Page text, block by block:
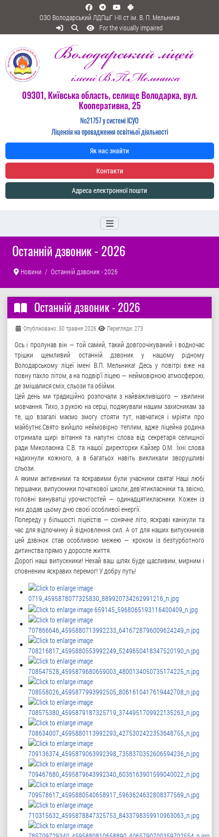
ОЗО Володарський ЛДПшГ I-III ст ім. В. П. Мельника
For the visually impaired
09301, Київська область, селище Володарка, вул.
Кооперативна, 25
№21757 у системі ІСУО
Ліцензія на провадження освітньої діяльності
Як нас знайти
Контакти
Адреса електронної пошти
Останній дзвоник - 2026
Новини Останній дзвоник - 2026
Останній дзвоник - 2026
ДеталіОпубліковано: 30 травня 2026 Перегляди: 273
Ось і пролунав він — той самий, такий довгоочікуваний і водночас
трішки щемливий останній дзвоник у нашому рідному
Володарському ліцеї імені В.П. Мельника! Десь у повітрі вже на
повну пахло літом, а на подвір’ї ліцею — неймовірною атмосферою,
де змішалися сміх, сльози та обійми.
Цей день ми традиційно розпочали з найважливішого — хвилини
мовчання. Тихо, з рукою на серці, подякували нашим захисникам за
те, що взагалі маємо змогу стояти тут, навчатися і мріяти про
майбутнє.Свято вийшло неймовірно теплим, адже ліцейна родина
отримала щирі вітання та напутні слова від секретаря селищної
ради Миколаєнка С.В. та нашої директорки Кайзер О.М. Їхні слова
надихнули кожного, а в багатьох навіть викликали зворушливі
сльози.
А якими активними та яскравими були учасники свята! Наші любі
першачки, випускники початкової школи, дев'ятикласники та, звісно,
головні винуватці урочистостей — одинадцятикласники. Кожен із
них додав цьому дню своєї особливої енергії.
Попереду у більшості ліцеїстів — сонячне літо, яскраві канікули та
час для відпочинку й відновлення сил. А от для наших випускників
цей дзвінок став особливою межею — кроком із безтурботного
дитинства прямо у доросле життя.
Дорогі наші випускники! Нехай ваш шлях буде щасливим, мирним і
сповненим яскравих перемог! У добру путь!